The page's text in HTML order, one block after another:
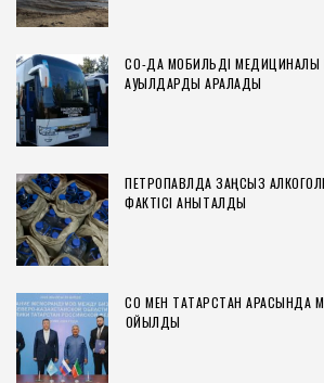
СҚО-ДА МОБИЛЬДІ
АУЫЛДАРДЫ АРАЛАДЫ
ПЕТРОПАВЛДА ЗАҢСЫЗ АЛКОГОЛЬ
ФАКТІСІ АНЫҚТАЛДЫ
СҚО МЕН ТАТАРСТАН АРАСЫНДА
ҚОЙЫЛДЫ